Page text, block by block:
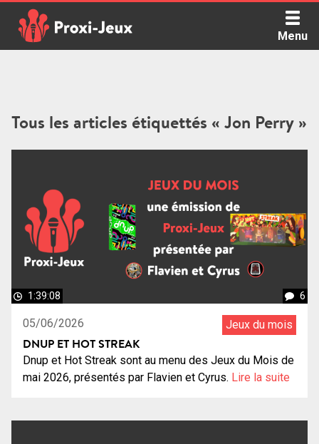
content
Menu
Tous les articles étiquettés « Jon Perry »
1:39:08 6
05/06/2026 Jeux du mois
DNUP ET HOT STREAK
Dnup et Hot Streak sont au menu des Jeux du Mois de
mai 2026, présentés par Flavien et Cyrus. Lire la suite